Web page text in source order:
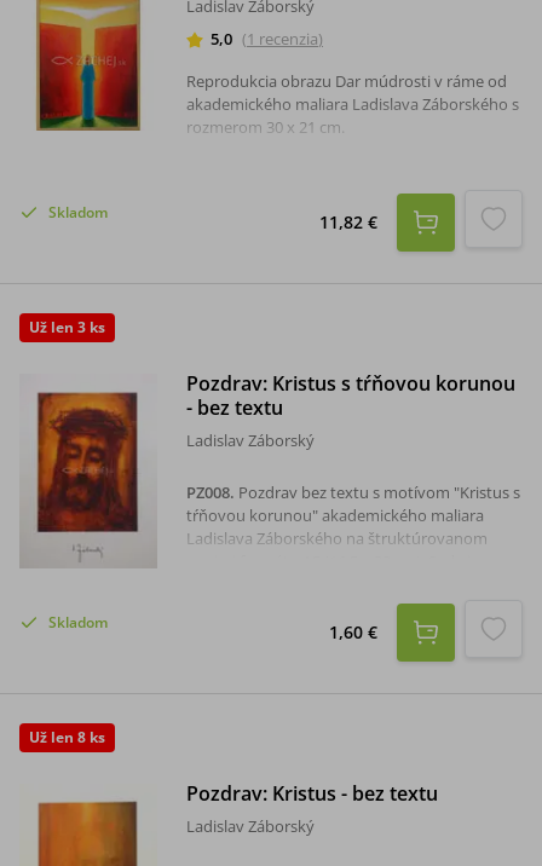
Ladislav Záborský
5,0 (1 recenzia)
Reprodukcia obrazu Dar múdrosti v ráme od
akademického maliara Ladislava Záborského s
rozmerom 30 x 21 cm.
Skladom 11,82 €
Už len 3 ks
Pozdrav: Kristus s tŕňovou korunou
- bez textu
Ladislav Záborský
PZ008. Pozdrav bez textu s motívom "Kristus s
tŕňovou korunou" akademického maliara
Ladislava Záborského na štruktúrovanom
Skladom 1,60 €
Už len 8 ks
Pozdrav: Kristus - bez textu
Ladislav Záborský